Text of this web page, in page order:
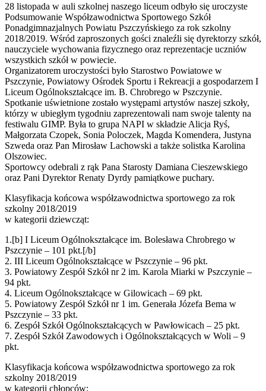
28 listopada w auli szkolnej naszego liceum odbyło się uroczyste
Podsumowanie Współzawodnictwa Sportowego Szkół
Ponadgimnazjalnych Powiatu Pszczyńskiego za rok szkolny
2018/2019. Wśród zaproszonych gości znaleźli się dyrektorzy szkół,
nauczyciele wychowania fizycznego oraz reprezentacje uczniów
wszystkich szkół w powiecie.
Organizatorem uroczystości było Starostwo Powiatowe w
Pszczynie, Powiatowy Ośrodek Sportu i Rekreacji a gospodarzem I
Liceum Ogólnokształcące im. B. Chrobrego w Pszczynie.
Spotkanie uświetnione zostało występami artystów naszej szkoły,
którzy w ubiegłym tygodniu zaprezentowali nam swoje talenty na
festiwalu GIMP. Była to grupa NAPI w składzie Alicja Ryś,
Małgorzata Czopek, Sonia Poloczek, Magda Komendera, Justyna
Szweda oraz Pan Mirosław Lachowski a także solistka Karolina
Olszowiec.
Sportowcy odebrali z rąk Pana Starosty Damiana Cieszewskiego
oraz Pani Dyrektor Renaty Dyrdy pamiątkowe puchary.
Klasyfikacja końcowa współzawodnictwa sportowego za rok
szkolny 2018/2019
w kategorii dziewcząt:
1.[b] I Liceum Ogólnokształcące im. Bolesława Chrobrego w
Pszczynie – 101 pkt.[/b]
2. III Liceum Ogólnokształcące w Pszczynie – 96 pkt.
3. Powiatowy Zespół Szkół nr 2 im. Karola Miarki w Pszczynie –
94 pkt.
4. Liceum Ogólnokształcące w Gilowicach – 69 pkt.
5. Powiatowy Zespół Szkół nr 1 im. Generała Józefa Bema w
Pszczynie – 33 pkt.
6. Zespół Szkół Ogólnokształcących w Pawłowicach – 25 pkt.
7. Zespół Szkół Zawodowych i Ogólnokształcących w Woli – 9
pkt.
Klasyfikacja końcowa współzawodnictwa sportowego za rok
szkolny 2018/2019
w kategorii chłopców: